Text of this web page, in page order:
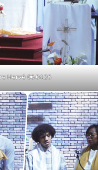
Hervé 06.04.26